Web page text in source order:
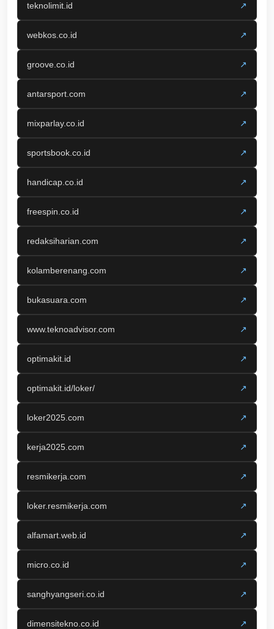
teknolimit.id ↗
webkos.co.id ↗
groove.co.id ↗
antarsport.com ↗
mixparlay.co.id ↗
sportsbook.co.id ↗
handicap.co.id ↗
freespin.co.id ↗
redaksiharian.com ↗
kolamberenang.com ↗
bukasuara.com ↗
www.teknoadvisor.com ↗
optimakit.id ↗
optimakit.id/loker/ ↗
loker2025.com ↗
kerja2025.com ↗
resmikerja.com ↗
loker.resmikerja.com ↗
alfamart.web.id ↗
micro.co.id ↗
sanghyangseri.co.id ↗
dimensitekno.co.id ↗